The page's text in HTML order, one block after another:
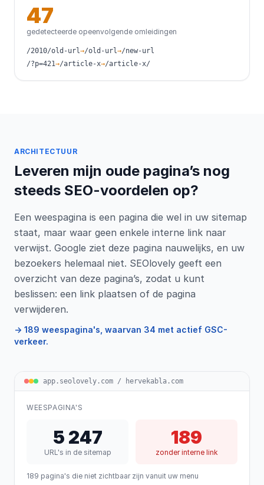
47
gedetecteerde opeenvolgende omleidingen
/2010/old-url→/old-url→/new-url
/?p=421→/article-x→/article-x/
ARCHITECTUUR
Leveren mijn oude pagina’s nog
steeds SEO-voordelen op?
Een weespagina is een pagina die wel in uw sitemap
staat, maar waar geen enkele interne link naar
verwijst. Google ziet deze pagina nauwelijks, en uw
bezoekers helemaal niet. SEOlovely geeft een
overzicht van deze pagina’s, zodat u kunt
beslissen: een link plaatsen of de pagina
verwijderen.
→ 189 weespagina's, waarvan 34 met actief GSC-
verkeer.
app.seolovely.com / hervekabla.com
WEESPAGINA'S
5 247
URL's in de sitemap
189
zonder interne link
189 pagina's die niet zichtbaar zijn vanuit uw menu